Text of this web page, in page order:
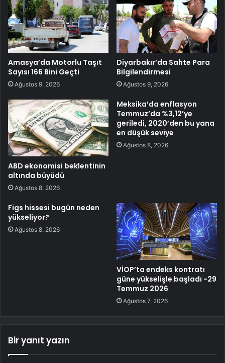
Amasya’da Motorlu Taşıt
Sayısı 166 Bini Geçti
Ağustos 9, 2026
Diyarbakır’da Sahte Para
Bilgilendirmesi
Ağustos 9, 2026
ABD ekonomisi beklentinin
altında büyüdü
Ağustos 8, 2026
Meksika’da enflasyon
Temmuz’da %3,12’ye
geriledi, 2020’den bu yana
en düşük seviye
Ağustos 8, 2026
Figs hissesi bugün neden
yükseliyor?
Ağustos 8, 2026
VİOP’ta endeks kontratı
güne yükselişle başladı -29
Temmuz 2026
Ağustos 7, 2026
Bir yanıt yazın